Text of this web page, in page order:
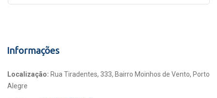
Informações
Localização: Rua Tiradentes, 333, Bairro Moinhos de Vento, Porto
Alegre